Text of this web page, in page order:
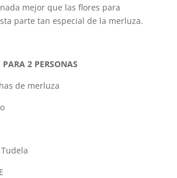
mejor que las flores para
parte tan especial de la merluza.
PARA 2 PERSONAS
de merluza